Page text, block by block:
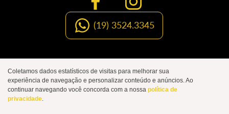
JOÃO DE CAMPOS
Organização Social de Luto
(19) 3524.3345
Coletamos dados estatísticos de visitas para melhorar sua
experiência de navegação e personalizar conteúdo e anúncios. Ao
continuar navegando você concorda com a nossa política de
privacidade.